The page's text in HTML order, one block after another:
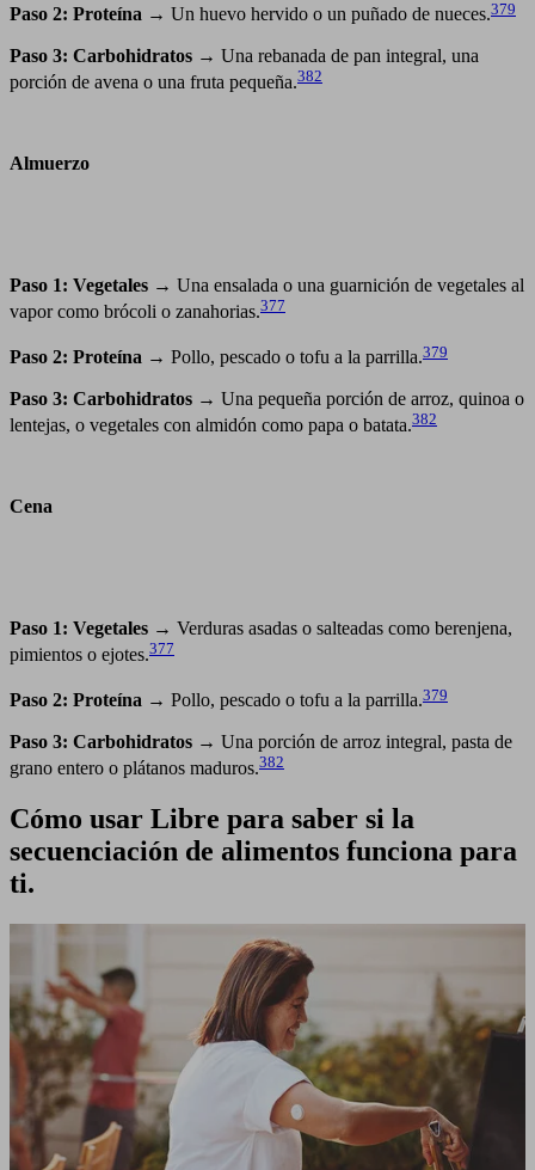
Paso 2: Proteína → Un huevo hervido o un puñado de nueces.379
Paso 3: Carbohidratos → Una rebanada de pan integral, una
porción de avena o una fruta pequeña.382
Almuerzo
Paso 1: Vegetales → Una ensalada o una guarnición de vegetales al
vapor como brócoli o zanahorias.377
Paso 2: Proteína → Pollo, pescado o tofu a la parrilla.379
Paso 3: Carbohidratos → Una pequeña porción de arroz, quinoa o
lentejas, o vegetales con almidón como papa o batata.382
Cena
Paso 1: Vegetales → Verduras asadas o salteadas como berenjena,
pimientos o ejotes.377
Paso 2: Proteína → Pollo, pescado o tofu a la parrilla.379
Paso 3: Carbohidratos → Una porción de arroz integral, pasta de
grano entero o plátanos maduros.382
Cómo usar Libre para saber si la
secuenciación de alimentos funciona para
ti.